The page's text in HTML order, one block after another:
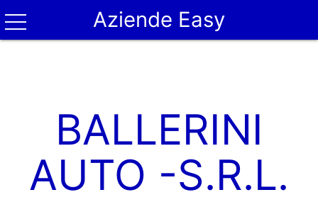
Aziende Easy
BALLERINI
AUTO -S.R.L.